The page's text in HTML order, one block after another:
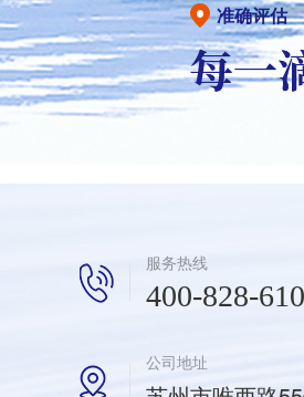
准确评估
服务热线
400-828-
公司地址